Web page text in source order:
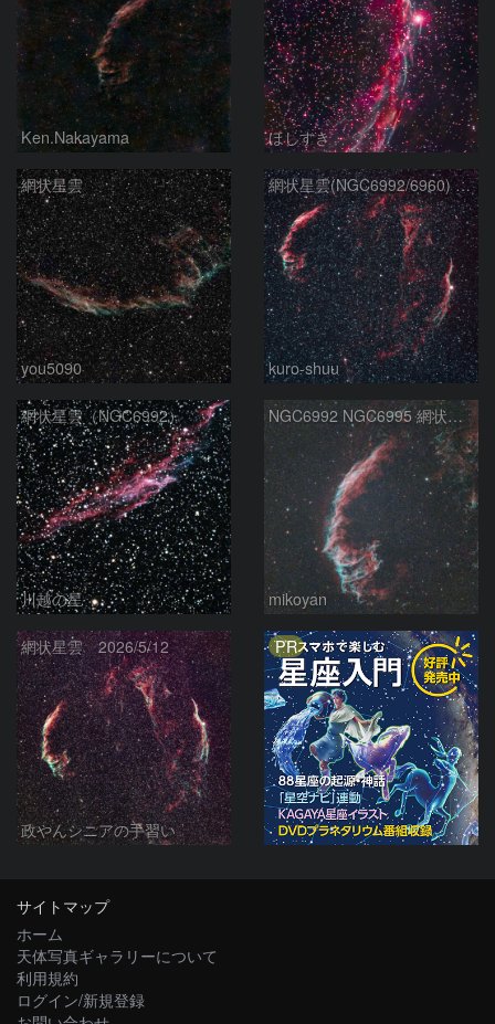
Ken.Nakayama ほしすき
網状星雲
you5090
網状星雲(NGC6992/6960) (2026/05/19)
kuro-shuu
網状星雲（NGC6992）
川越の星
NGC6992 NGC6995 網状星雲
mikoyan
網状星雲 2026/5/12
政やんシニアの手習い
PR
サイトマップ
ホーム
天体写真ギャラリーについて
利用規約
ログイン/新規登録